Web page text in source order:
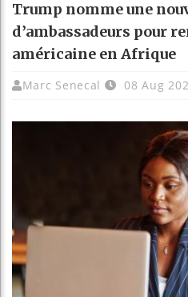
Trump nomme une
d’ambassadeurs pour
américaine en Afrique
Marc Senecal 08 Aug